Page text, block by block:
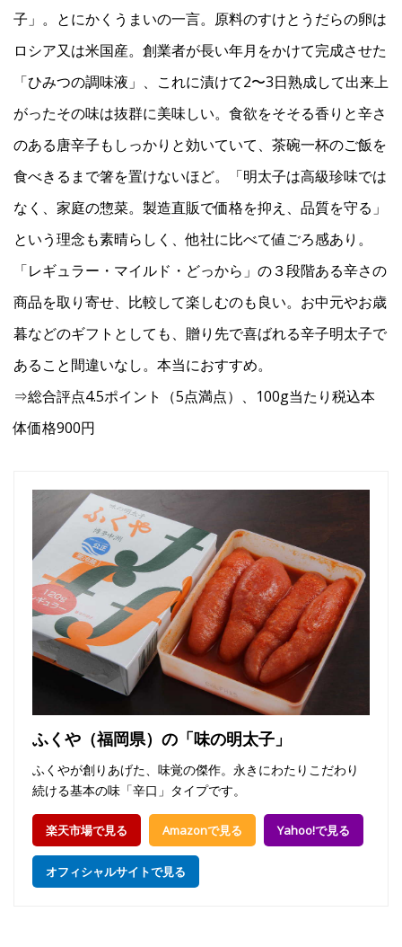
子」。とにかくうまいの一言。原料のすけとうだらの卵は
ロシア又は米国産。創業者が長い年月をかけて完成させた
「ひみつの調味液」、これに漬けて2〜3日熟成して出来上
がったその味は抜群に美味しい。食欲をそそる香りと辛さ
のある唐辛子もしっかりと効いていて、茶碗一杯のご飯を
食べきるまで箸を置けないほど。「明太子は高級珍味では
なく、家庭の惣菜。製造直販で価格を抑え、品質を守る」
という理念も素晴らしく、他社に比べて値ごろ感あり。
「レギュラー・マイルド・どっから」の３段階ある辛さの
商品を取り寄せ、比較して楽しむのも良い。お中元やお歳
暮などのギフトとしても、贈り先で喜ばれる辛子明太子で
あること間違いなし。本当におすすめ。
⇒総合評点4.5ポイント（5点満点）、100g当たり税込本
体価格900円
ふくや（福岡県）の「味の明太子」
ふくやが創りあげた、味覚の傑作。永きにわたりこだわり
続ける基本の味「辛口」タイプです。
楽天市場で見る Amazonで見る Yahoo!で見る
オフィシャルサイトで見る